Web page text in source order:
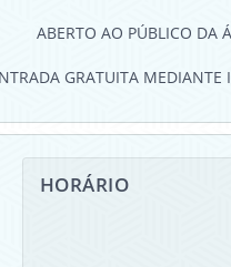
ABERTO AO PÚBLICO DA
GRATUITA MEDIANTE
HORÁRIO